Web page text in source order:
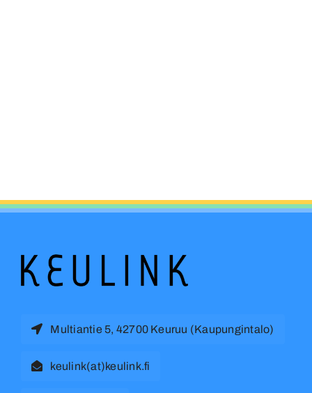
Multiantie 5, 42700 Keuruu (Kaupungintalo)
keulink(at)keulink.fi